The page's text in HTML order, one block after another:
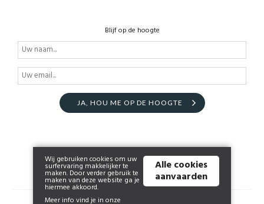
Blijf op de hoogte
JA, HOU ME OP DE HOOGTE
Wij gebruiken cookies om uw
surfervaring makkelijker te
maken. Door verder gebruik te
maken van deze website ga je
hiermee akkoord.
Meer info vind je in onze
Alle cookies
aanvaarden